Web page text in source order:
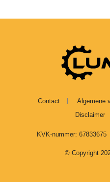
Contact Algemene
Disclaimer
KVK-nummer: 67833675
© Copyright